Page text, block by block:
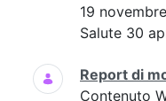
19 novembre
Salute 30
Report di
Contenuto